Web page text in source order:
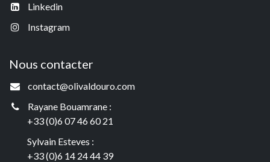
Linkedin
Instagram
Nous contacter
contact@olivaldouro.com
Rayane Bouamrane :
+33 (0)6 07 46 60 21
Sylvain Esteves :
+33 (0)6 14 24 44 39